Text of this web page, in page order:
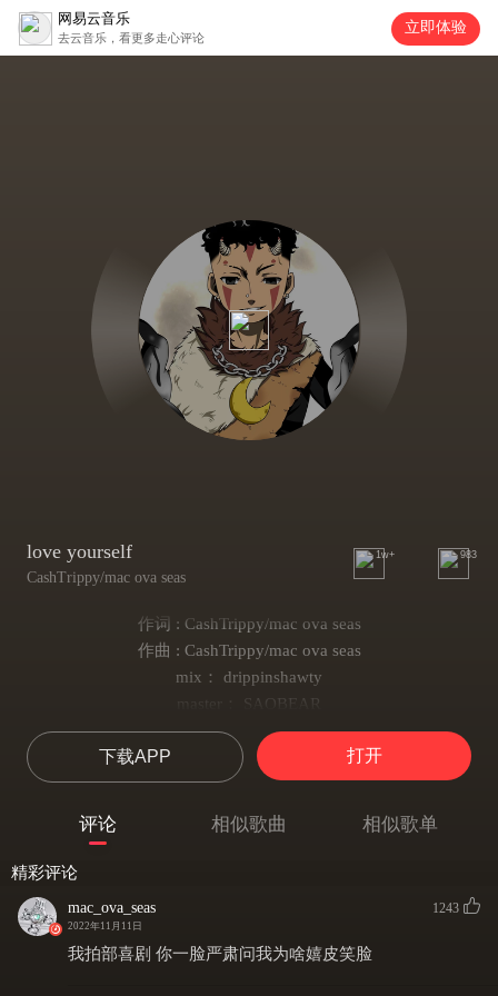
网易云音乐
去云音乐，看更多走心评论
立即体验
love yourself
CashTrippy/mac ova seas
1w+ 983
作词 : CashTrippy/mac ova seas
作曲 : CashTrippy/mac ova seas
mix： drippinshawty
master： SAOBEAR
prod. Ma
你不用猜 no lie
你都会懂
看过你哭
有你的出现
下载APP 打开
评论 相似歌曲 相似歌单
精彩评论
mac_ova_seas
2022年11月11日
1243
我拍部喜剧 你一脸严肃问我为啥嬉皮笑脸